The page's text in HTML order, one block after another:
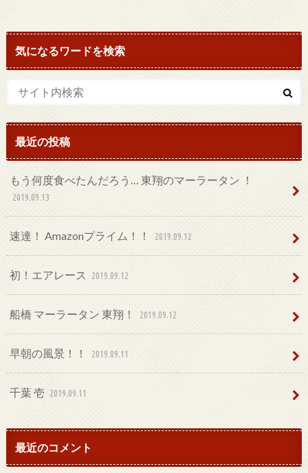
気になるワードを検索
最近の投稿
もう何度食べたんだろう… 東翔のマーラータン ！
2019.09.13
速達！ Amazonプライム！！ 2019.09.12
初！エアレース 2019.09.12
船橋 マーラータン 東翔！ 2019.09.12
早朝の風景！！ 2019.09.11
千葉 壱 2019.09.11
最近のコメント